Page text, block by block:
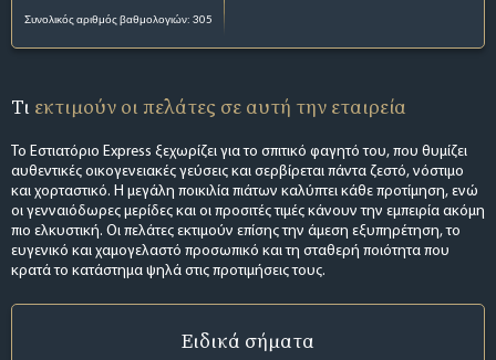
Συνολικός αριθμός βαθμολογιών: 305
Τι εκτιμούν οι πελάτες σε αυτή την εταιρεία
Το Εστιατόριο Express ξεχωρίζει για το σπιτικό φαγητό του, που θυμίζει
αυθεντικές οικογενειακές γεύσεις και σερβίρεται πάντα ζεστό, νόστιμο
και χορταστικό. Η μεγάλη ποικιλία πιάτων καλύπτει κάθε προτίμηση, ενώ
οι γενναιόδωρες μερίδες και οι προσιτές τιμές κάνουν την εμπειρία ακόμη
πιο ελκυστική. Οι πελάτες εκτιμούν επίσης την άμεση εξυπηρέτηση, το
ευγενικό και χαμογελαστό προσωπικό και τη σταθερή ποιότητα που
κρατά το κατάστημα ψηλά στις προτιμήσεις τους.
Ειδικά σήματα